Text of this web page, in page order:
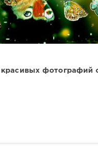
фотографий